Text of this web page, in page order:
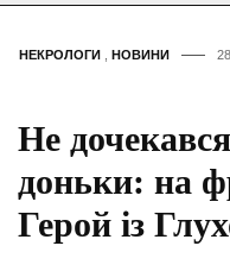
НЕКРОЛОГИ НОВИНИ
Не
доньки: на
Герой із